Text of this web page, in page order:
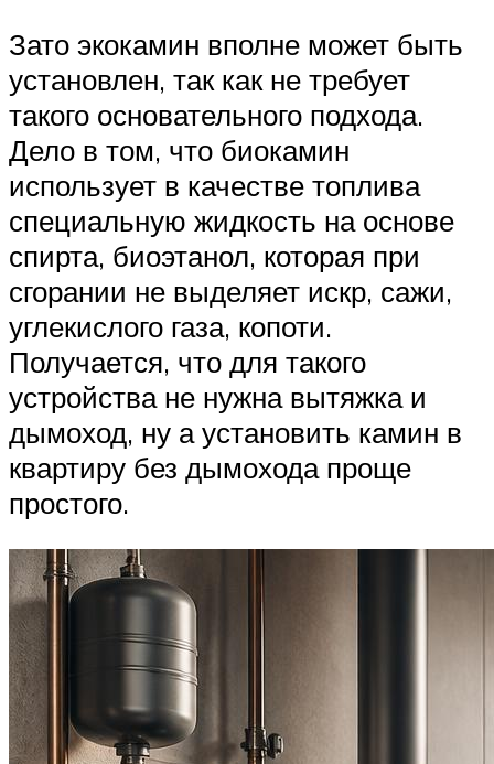
Зато экокамин вполне может быть
установлен, так как не требует
такого основательного подхода.
Дело в том, что биокамин
использует в качестве топлива
специальную жидкость на основе
спирта, биоэтанол, которая при
сгорании не выделяет искр, сажи,
углекислого газа, копоти.
Получается, что для такого
устройства не нужна вытяжка и
дымоход, ну а установить камин в
квартиру без дымохода проще
простого.